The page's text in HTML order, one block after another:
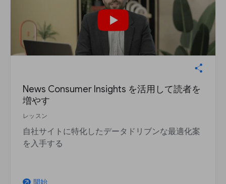
News Consumer Insights を活用して読者を
増やす
レッスン
自社サイトに特化したデータドリブンな最適化案
を入手する
arrow_outward 開始